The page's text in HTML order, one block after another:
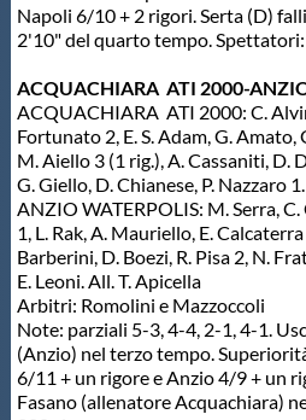
Napoli 6/10 + 2 rigori. Serta (D)
2'10" del quarto tempo. Spettatori:
ACQUACHIARA ATI 2000-
ACQUACHIARA ATI 2000: C.
Fortunato 2, E. S. Adam, G. Amato,
M. Aiello 3 (1 rig.), A. Cassaniti, D.
G. Giello, D. Chianese, P. Nazzaro
ANZIO WATERPOLIS: M. Serra,
1, L. Rak, A. Mauriello, E.
Barberini, D. Boezi, R. Pisa 2, N.
E. Leoni. All. T. Apicella
Arbitri: Romolini e Mazzoccoli
Note: parziali 5-3, 4-4, 2-1, 4-1.
(Anzio) nel terzo tempo.
6/11 + un rigore e Anzio 4/9 + un
Fasano (allenatore Acquachiara)